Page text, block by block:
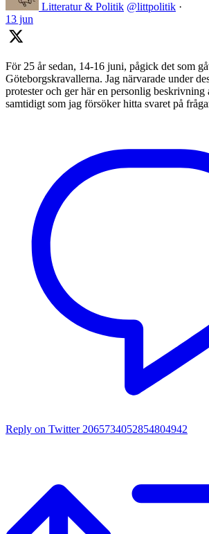
Litteratur & Politik @littpolitik ·
13 jun
För 25 år sedan, 14-16 juni, pågick det som
Göteborgskravallerna. Jag närvarade under
protester och ger här en personlig beskrivning
samtidigt som jag försöker hitta svaret på
Reply on Twitter 2065734052854804942